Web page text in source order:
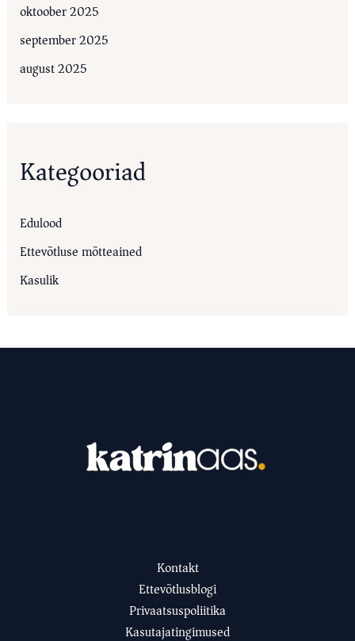
oktoober 2025
september 2025
august 2025
Kategooriad
Edulood
Ettevõtluse mõtteained
Kasulik
Kontakt
Ettevõtlusblogi
Privaatsuspoliitika
Kasutajatingimused